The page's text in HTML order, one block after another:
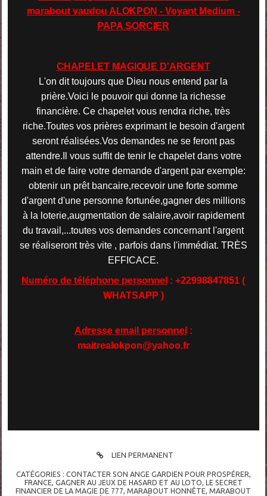
marabout vaudou ALOKPON - Voyant Medium -
PAPA SORCIER
CHAPELET MAGIQUE D'ARGENT
L'on dit toujours que Dieu nous entend par la
prière.Voici le pouvoir qui donne la richesse
financière. Ce chapelet vous rendra riche, très
riche.Toutes vos prières exprimant le besoin d'argent
seront réalisées.Vos demandes ne se feront pas
attendre.Il vous suffit de tenir le chapelet dans votre
main et de faire votre demande d'argent par exemple:
obtenir un prêt bancaire,recevoir une forte somme
d'argent d'une personne fortunée,gagner des millions
à la loterie,augmentation de salaire,avoir rapidement
du travail,...toutes vos demandes concernant l'argent
se réaliseront très vite , parfois dans l'immédiat. TRÈS
EFFICACE.
Numéro de téléphone personnel : +22998847851 (
WHATSAPP )
Adresse email personnel :
maitrealokpon@yahoo.fr
LIEN PERMANENT
CATÉGORIES : CONTACTER SON ANGE GARDIEN POUR PROSPÉRER,
FRANCE, GAGNER AU JEUX DE HASARD ET AU LOTO, LE SECRET
FINANCIER DE LA MAGIE DE 777,MARABOUT HONNÊTE,MARABOUT